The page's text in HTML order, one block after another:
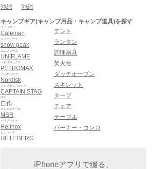
沖縄
沖縄
キャンプギア(キャンプ用品・キャンプ道具)を探す
Caleman
コールマン
snow peak
スノーピーク
UNIFLAME
ユニフレーム
PETROMAX
ペトロマックス
Nordisk
ノルディスク
CAPTAIN STAG
キャプテンスタッグ
自作
DIY
MSR
エムエスアール
Helinox
ヘリノックス
HILLEBERG
ヒルバーグ
テント
ランタン
調理器具
焚火台
ダッチオーブン
スキレット
タープ
チェア
テーブル
バーナー・コンロ
iPhoneアプリで綴る、